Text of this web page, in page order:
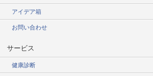
アイデア箱
お問い合わせ
サービス
健康診断